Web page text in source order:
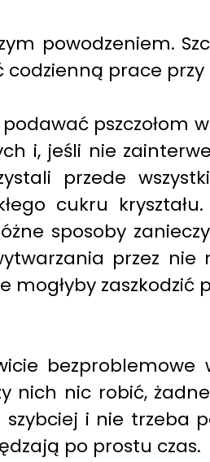
powodzeniem.
codzienną prace
pszczołom
i, jeśli nie
przede
cukru
sposoby
przez nie
zaszkodzić
bezproblemowe
nich nic robić,
i nie trzeba
po prostu czas.